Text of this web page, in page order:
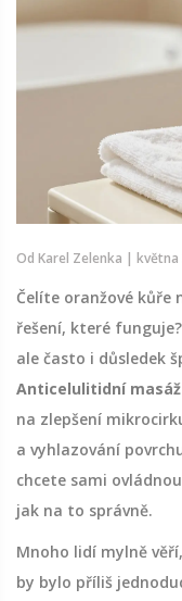
Od Karel Zelenka | května
Čelíte oranžové kůře
řešení, které
ale často i důsledek
Anticelulitidní masáž
na zlepšení
a vyhlazování
chcete sami
jak na to správně.
Mnoho lidí mylně
by bylo příliš